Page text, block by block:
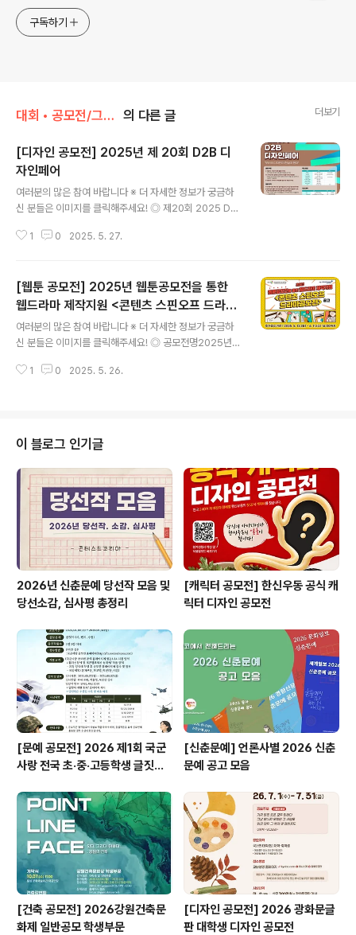
구독하기
대회 • 공모전/그림 • 미술 • 디자인 • 웹툰. 의 다른 글 더보기
[디자인 공모전] 2025년 제 20회 D2B 디
자인페어
여러분의 많은 참여 바랍니다 ※ 더 자세한 정보가 궁금하
신 분들은 이미지를 클릭해주세요! ◎ 제20회 2025 D2
인 페어 ◎ 참가자격만 18세 이상의 개인 또는 팀으로 출
업무영역에 속하는 경우에는 응모자격 없음* 예) A 가구회
사 직원이 가구를 출품 (단, A가 허락한 경우는 자유출품부
문 응모자격 인정)- 출품 전에 이미 공개된 지 1년이 경과
한 작품은 출품 불가능* 관련법령 : 디자인보호법 제36조
야 출품 가능.* 타인의 작품을 모방하지 않아야 하고, 기존
1 0 2025. 5. 27.
[웹툰 공모전] 2025년 웹툰공모전을 통한
웹드라마 제작지원 <콘텐츠 스핀오프 드라마
공모전>
여러분의 많은 참여 바랍니다 ※ 더 자세한 정보가 궁금하
신 분들은 이미지를 클릭해주세요! ◎ 공모전명2025년
라마공모전> "흥행한 웹툰 콘텐츠가 드라마, 영화로 제작
많은 관심과 참여 바랍니다" 주최: 방송콘텐츠진흥재단후
원: 유진이엔티 ◎ 공고기간2025년 3월 28일(금) ~ 6월
11일(수) ◎ 접수기간2025년 5월 12일(월) ~ 6월 11일
(수) 16시까지* 추가모집, 접수기간 연장* 접수마감시간
이후 제출서류 수정 및 접수 불가 ◎ 접수방법방송콘텐츠
진흥재단 홈페이지 온라..
1 0 2025. 5. 26.
이 블로그 인기글
2026년 신춘문예 당선작 모음 및
당선소감, 심사평 총정리
[캐릭터 공모전] 한신우동 공식 캐
릭터 디자인 공모전
[문예 공모전] 2026 제1회 국군
사랑 전국 초·중·고등학생 글짓기
[신춘문예] 언론사별 2026 신춘
문예 공고 모음
[건축 공모전] 2026강원건축문
화제 일반공모 학생부문
[디자인 공모전] 2026 광화문글
판 대학생 디자인 공모전